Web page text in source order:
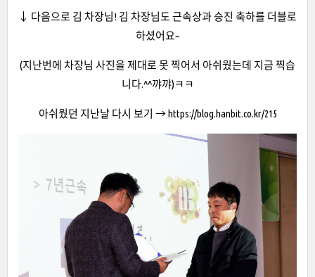
↓ 다음으로 김 차장님! 김 차장님도 근속상과 승진 축하를 더블로
하셨어요~
(지난번에 차장님 사진을 제대로 못 찍어서 아쉬웠는데 지금 찍습
니다.^^꺄꺄)ㅋㅋ
아쉬웠던 지난날 다시 보기 →https://blog.hanbit.co.kr/215